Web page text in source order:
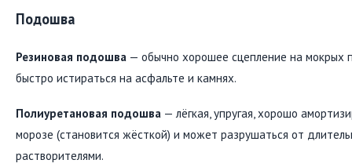
Подошва
Резиновая подошва — обычно хорошее сцепление на мокрых
быстро истираться на асфальте и камнях.
Полиуретановая подошва — лёгкая, упругая, хорошо
морозе (становится жёсткой) и может разрушаться от
растворителями.